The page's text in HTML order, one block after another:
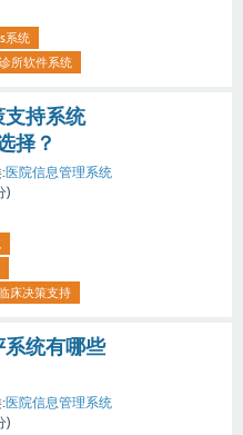
系统
诊所软件系统
支持系统
择？
医院信息管理系统
)
床决策支持
统有哪些
医院信息管理系统
)